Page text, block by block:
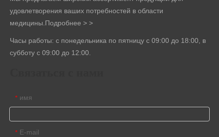
удовлетворения ваших потребностей в области
медицины. Подробнее > >
Часы работы: с понедельника по пятницу с 09:00 до 18:00, в
субботу с 09:00 до 12:00.
* имя
* E-mail